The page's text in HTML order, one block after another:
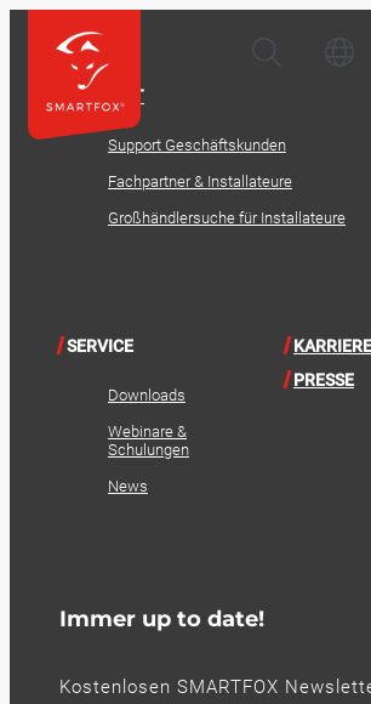
KONTAKT
Support Geschäftskunden
Fachpartner & Installateure
Großhändlersuche für Installateure
SERVICE
Downloads
Webinare &
Schulungen
News
KARRIERE
PRESSE
Immer up to date!
Kostenlosen SMARTFOX